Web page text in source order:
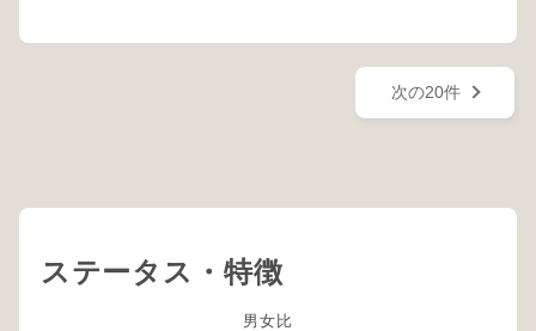
次の20件
ステータス・特徴
男女比